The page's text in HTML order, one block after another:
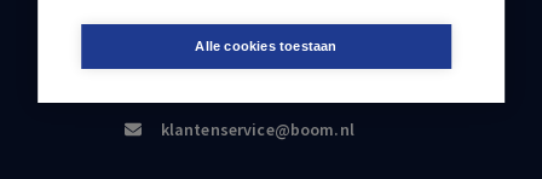
Alle cookies toestaan
KLANTENSERVICE
klantenservice@boom.nl